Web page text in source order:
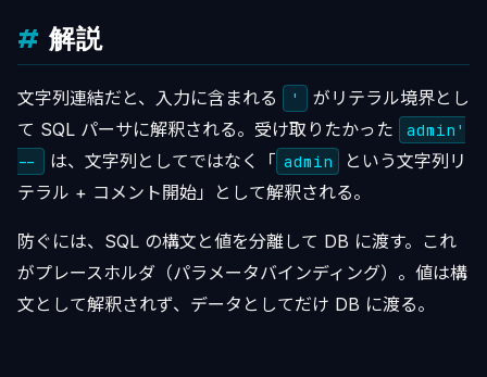
解説
文字列連結だと、入力に含まれる '
がリテラル境界とし
て SQL パーサに解釈される。受け取りたかった
admin'
--
は、文字列としてではなく「 admin
という文字列リ
テラル + コメント開始」として解釈される。
防ぐには、SQL の構文と値を分離して DB に渡す。これ
がプレースホルダ（パラメータバインディング）。値は構
文として解釈されず、データとしてだけ DB に渡る。